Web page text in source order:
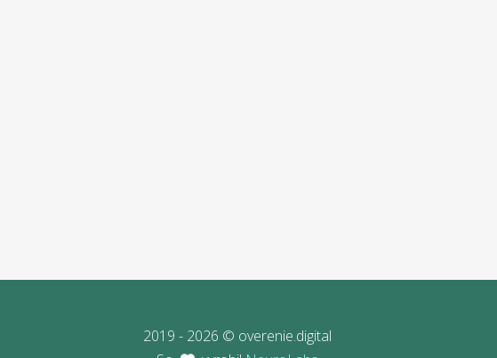
2019 - 2026 © overenie.digital